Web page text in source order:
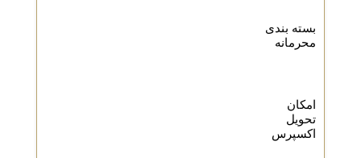
بسته بندی
محرمانه
تحویل
اکسپرس